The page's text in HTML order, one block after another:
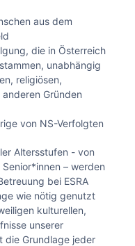
aus dem
die in Österreich
unabhängig
religiösen,
Gründen
von NS-Verfolgten
Altersstufen - von
– werden
bei ESRA
wie nötig genutzt
kulturellen,
unserer
die Grundlage jeder